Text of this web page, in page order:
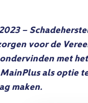
–
voor de
met
als optie
maken.